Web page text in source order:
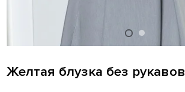
Желтая блузка без рукавов